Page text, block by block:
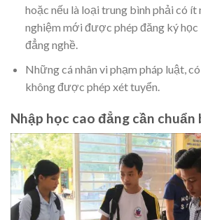
hoặc nếu là loại trung bình phải có ít
nghiệm mới được phép đăng ký học
đẳng nghề.
Những cá nhân vi phạm pháp luật,
không được phép xét tuyển.
Nhập học cao đẳng cần chuẩn